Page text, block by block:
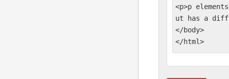
<p>p
ut has a
</body>
</html>